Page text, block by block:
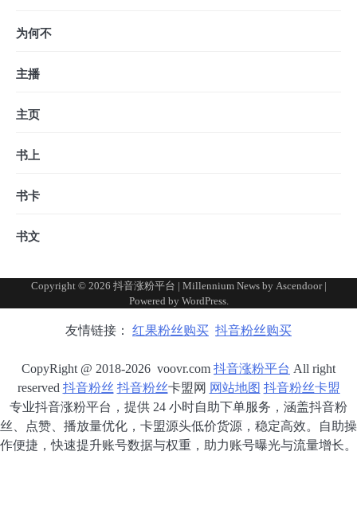
为何不
主播
主页
书上
书卡
书文
Copyright © 2026 抖音涨粉平台 | Millennium News by Ascendoor|
Powered by WordPress.
友情链接： 红果粉丝购买 抖音粉丝购买
CopyRight @ 2018-2026 voovr.com 抖音涨粉平台 All right
reserved 抖音粉丝 抖音粉丝卡盟网 网站地图 抖音粉丝卡盟
专业抖音涨粉平台，提供 24 小时自助下单服务，涵盖抖音粉
丝、点赞、播放量优化，卡盟源头低价货源，稳定高效。自助操
作便捷，快速提升账号数据与权重，助力账号曝光与流量增长。